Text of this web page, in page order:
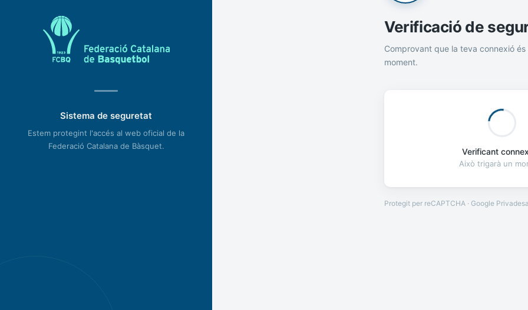
Sistema de seguretat
Estem protegint l'accés al web oficial de la
Federació Catalana de Bàsquet.
Verificació de
Comprovant que la teva connexió és
moment.
Verificant
Això trigarà un
Protegit per reCAPTCHA · Google Privadesa